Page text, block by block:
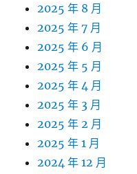
2025 年 8 月
2025 年 7 月
2025 年 6 月
2025 年 5 月
2025 年 4 月
2025 年 3 月
2025 年 2 月
2025 年 1 月
2024 年 12 月